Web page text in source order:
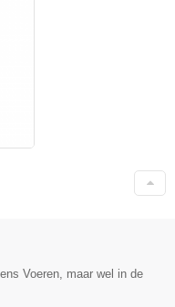
Voeren, maar wel in de